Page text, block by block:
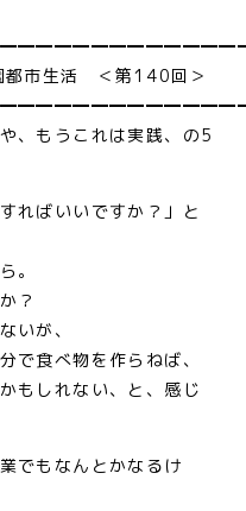
市生活 ＜第140回＞
、もうこれは実践、の5
ればいいですか？」と
。
？
いが、
で食べ物を作らねば、
もしれない、と、感じ
でもなんとかなるけ